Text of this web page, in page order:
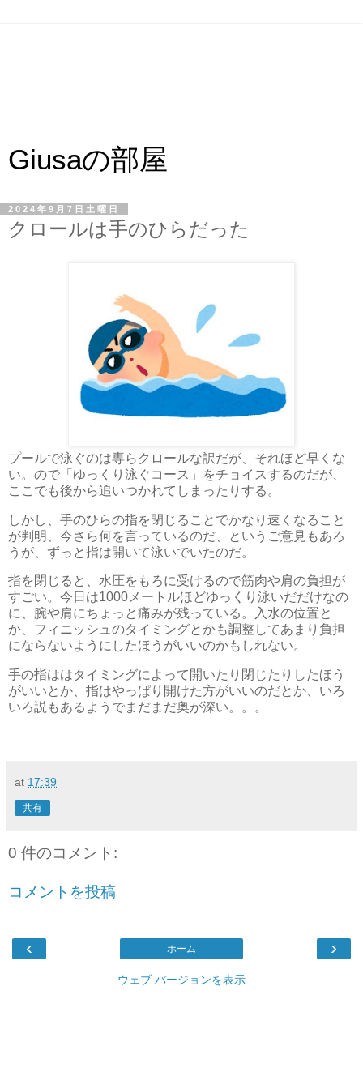
Giusaの部屋
2024年9月7日土曜日
クロールは手のひらだった
プールで泳ぐのは専らクロールな訳だが、それほど早くな
い。ので「ゆっくり泳ぐコース」をチョイスするのだが、
ここでも後から追いつかれてしまったりする。
しかし、手のひらの指を閉じることでかなり速くなること
が判明、今さら何を言っているのだ、というご意見もあろ
うが、ずっと指は開いて泳いでいたのだ。
指を閉じると、水圧をもろに受けるので筋肉や肩の負担が
すごい。今日は1000メートルほどゆっくり泳いだだけなの
に、腕や肩にちょっと痛みが残っている。入水の位置と
か、フィニッシュのタイミングとかも調整してあまり負担
にならないようにしたほうがいいのかもしれない。
手の指ははタイミングによって開いたり閉じたりしたほう
がいいとか、指はやっぱり開けた方がいいのだとか、いろ
いろ説もあるようでまだまだ奥が深い。。。
at 17:39
共有
0 件のコメント:
コメントを投稿
‹ ›
ホーム
ウェブ バージョンを表示